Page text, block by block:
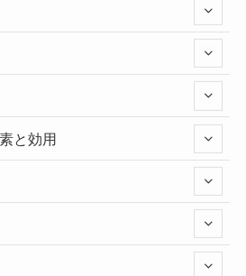
と効用